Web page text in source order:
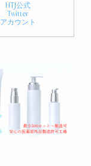
HTJ公式
Twitter
アカウント